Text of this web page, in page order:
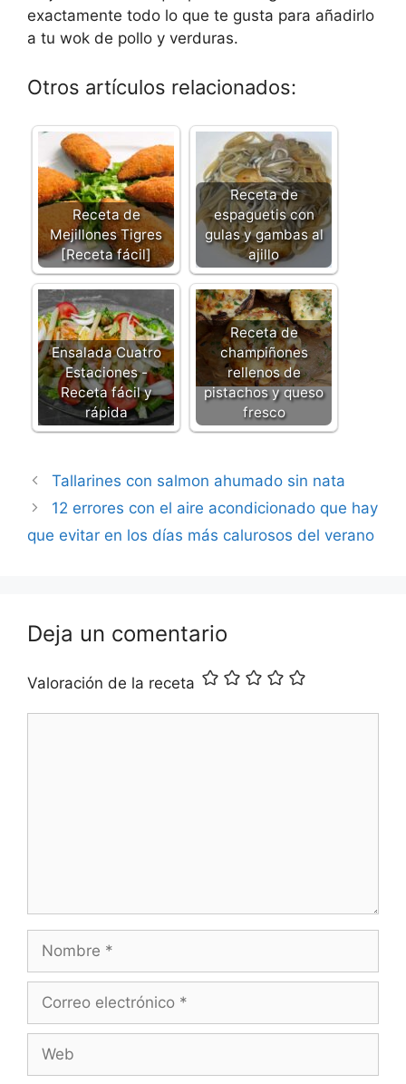
exactamente todo lo que te gusta para añadirlo
a tu wok de pollo y verduras.
Otros artículos relacionados:
Receta de
Mejillones Tigres
[Receta fácil]
Receta de
espaguetis con
gulas y gambas al
ajillo
Ensalada Cuatro
Estaciones -
Receta fácil y
rápida
Receta de
champiñones
rellenos de
pistachos y queso
fresco
Tallarines con salmon ahumado sin nata
12 errores con el aire acondicionado que hay
que evitar en los días más calurosos del verano
Deja un comentario
Valoración de la receta
Nombre
Correo
Web